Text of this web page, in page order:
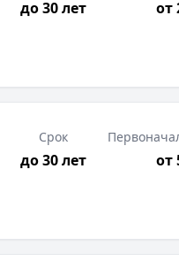
до 30 лет от
Срок
до 30 лет от